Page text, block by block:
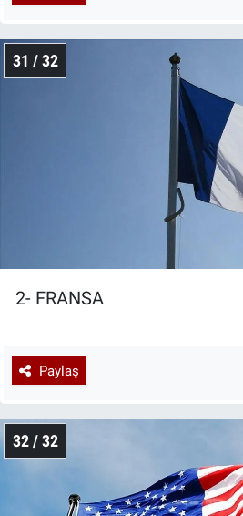
31 / 32
2- FRANSA
Paylaş
32 / 32